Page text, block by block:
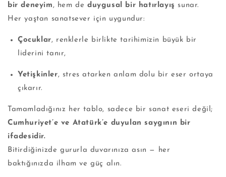
bir deneyim, hem deduygusal bir hatırlayış sunar.
Her yaştan sanatsever için uygundur:
Çocuklar, renklerle birlikte tarihimizin büyük bir
liderini tanır,
Yetişkinler, stres atarken anlam dolu bir eser ortaya
çıkarır.
Tamamladığınız her tablo, sadece bir sanat eseri değil;
Cumhuriyet’e ve Atatürk’e duyulan saygının bir
ifadesidir.
Bitirdiğinizde gururla duvarınıza asın — her
baktığınızda ilham ve güç alın.